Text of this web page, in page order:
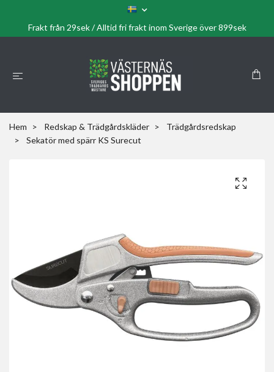
Frakt från 29sek / Alltid fri frakt inom Sverige över 899sek
Hem Redskap & Trädgårdskläder
Trädgårdsredskap
Sekatör med spärr KS Surecut